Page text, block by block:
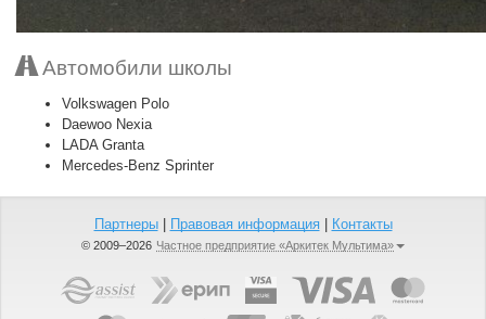
Автомобили школы
Volkswagen Polo
Daewoo Nexia
LADA Granta
Mercedes-Benz Sprinter
Партнеры| Правовая информация| Контакты
© 2009–2026 Частное предприятие «Аркитек Мультима»